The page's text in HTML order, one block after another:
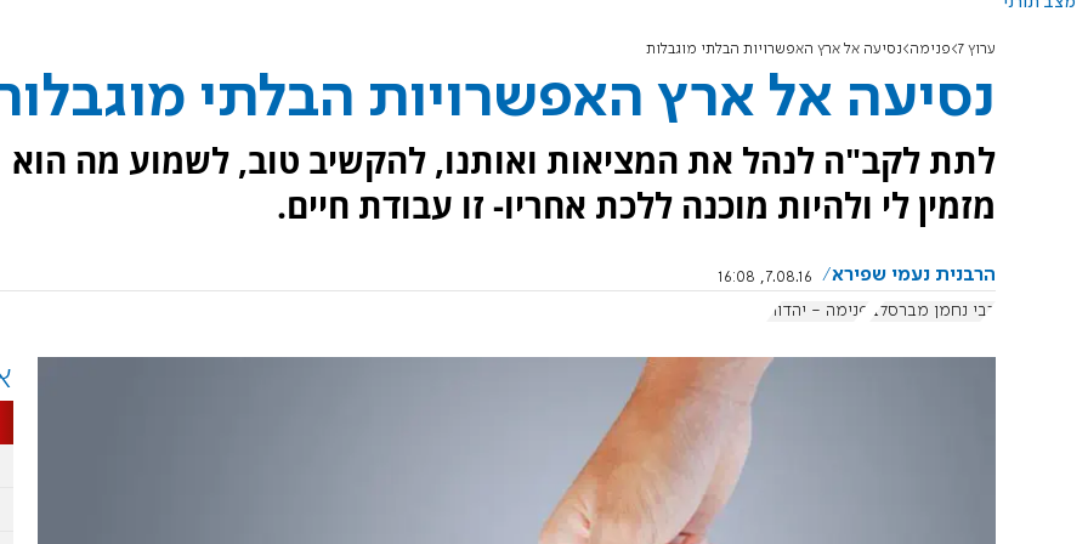
ערוץ 7 פנימה נסיעה אל ארץ האפשרויות הבלתי מוגבלות
נסיעה אל ארץ האפשרויות הבלתי
לתת לקב"ה לנהל את המציאות ואותנו, להקשיב טוב, לשמוע מה הוא
מזמין לי ולהיות מוכנה ללכת אחריו- זו עבודת חיים.
הרבנית נעמי שפירא
7.08.16, 16:08
רבי נחמן מברסלב פנימה - יהדות